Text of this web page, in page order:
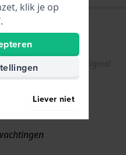
en
Show original
klik je op
Liever niet